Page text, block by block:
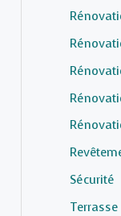
Sécurité
Terrasse